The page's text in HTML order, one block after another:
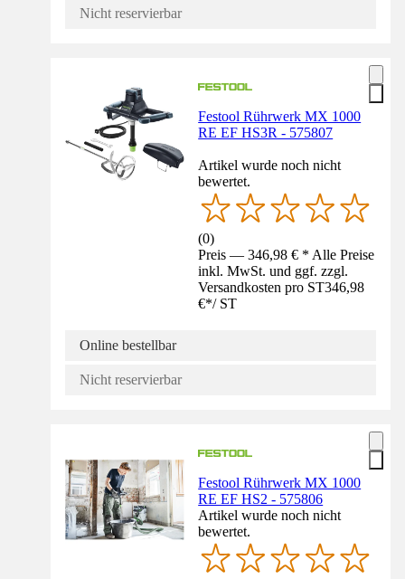
Nicht reservierbar
Festool Rührwerk MX 1000
RE EF HS3R - 575807
Artikel wurde noch nicht
bewertet.
(0)
Preis — 346,98 € * Alle Preise
inkl. MwSt. und ggf. zzgl.
Versandkosten pro ST346,98
€*/ ST
Online bestellbar
Nicht reservierbar
Festool Rührwerk MX 1000
RE EF HS2 - 575806
Artikel wurde noch nicht
bewertet.